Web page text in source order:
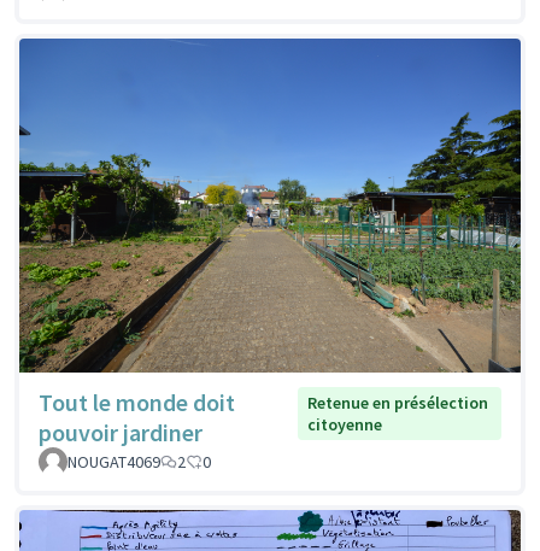
Tout le monde doit
pouvoir jardiner
Retenue en présélection
citoyenne
NOUGAT4069
2 0